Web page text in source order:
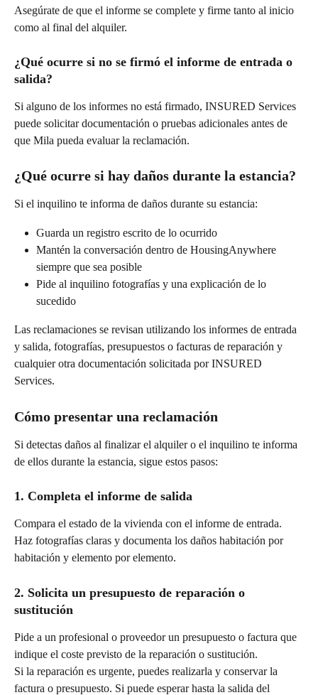
Asegúrate de que el informe se complete y firme tanto al inicio
como al final del alquiler.
¿Qué ocurre si no se firmó el informe de entrada o
salida?
Si alguno de los informes no está firmado, INSURED Services
puede solicitar documentación o pruebas adicionales antes de
que Mila pueda evaluar la reclamación.
¿Qué ocurre si hay daños durante la estancia?
Si el inquilino te informa de daños durante su estancia:
Guarda un registro escrito de lo ocurrido
Mantén la conversación dentro de HousingAnywhere
siempre que sea posible
Pide al inquilino fotografías y una explicación de lo
sucedido
Las reclamaciones se revisan utilizando los informes de entrada
y salida, fotografías, presupuestos o facturas de reparación y
cualquier otra documentación solicitada por INSURED
Services.
Cómo presentar una reclamación
Si detectas daños al finalizar el alquiler o el inquilino te informa
de ellos durante la estancia, sigue estos pasos:
1. Completa el informe de salida
Compara el estado de la vivienda con el informe de entrada.
Haz fotografías claras y documenta los daños habitación por
habitación y elemento por elemento.
2. Solicita un presupuesto de reparación o
sustitución
Pide a un profesional o proveedor un presupuesto o factura que
indique el coste previsto de la reparación o sustitución.
Si la reparación es urgente, puedes realizarla y conservar la
factura o presupuesto. Si puede esperar hasta la salida del